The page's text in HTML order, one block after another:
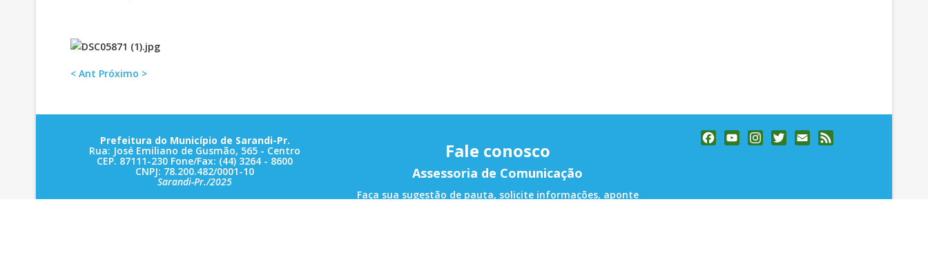
< Ant Próximo >
Prefeitura do Município de Sarandi-Pr.
Rua: José Emiliano de Gusmão, 565 - Centro
CEP. 87111-230 Fone/Fax: (44) 3264 - 8600
CNPJ: 78.200.482/0001-10
Sarandi-Pr./2025
Fale conosco
Assessoria de Comunicação
Faça sua sugestão de pauta, solicite informações, aponte